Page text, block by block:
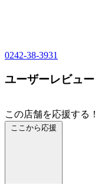
0242-38-3931
ユーザーレビュー
この店舗を応援する！
ここから応援